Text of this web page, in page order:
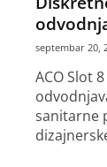
septembar 20,
ACO Slot
sanitarne